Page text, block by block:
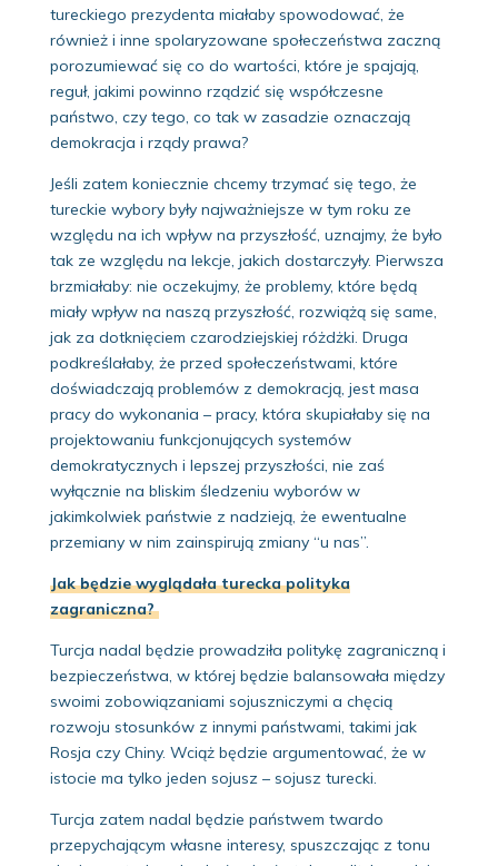
tureckiego prezydenta miałaby spowodować, że
również i inne spolaryzowane społeczeństwa zaczną
porozumiewać się co do wartości, które je spajają,
reguł, jakimi powinno rządzić się współczesne
państwo, czy tego, co tak w zasadzie oznaczają
demokracja i rządy prawa?
Jeśli zatem koniecznie chcemy trzymać się tego, że
tureckie wybory były najważniejsze w tym roku ze
względu na ich wpływ na przyszłość, uznajmy, że było
tak ze względu na lekcje, jakich dostarczyły. Pierwsza
brzmiałaby: nie oczekujmy, że problemy, które będą
miały wpływ na naszą przyszłość, rozwiążą się same,
jak za dotknięciem czarodziejskiej różdżki. Druga
podkreślałaby, że przed społeczeństwami, które
doświadczają problemów z demokracją, jest masa
pracy do wykonania – pracy, która skupiałaby się na
projektowaniu funkcjonujących systemów
demokratycznych i lepszej przyszłości, nie zaś
wyłącznie na bliskim śledzeniu wyborów w
jakimkolwiek państwie z nadzieją, że ewentualne
przemiany w nim zainspirują zmiany “u nas”.
Jak będzie wyglądała turecka polityka
zagraniczna?
Turcja nadal będzie prowadziła politykę zagraniczną i
bezpieczeństwa, w której będzie balansowała między
swoimi zobowiązaniami sojuszniczymi a chęcią
rozwoju stosunków z innymi państwami, takimi jak
Rosja czy Chiny. Wciąż będzie argumentować, że w
istocie ma tylko jeden sojusz – sojusz turecki.
Turcja zatem nadal będzie państwem twardo
przepychającym własne interesy, spuszczając z tonu